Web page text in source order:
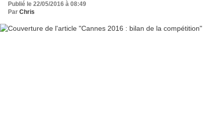
Publié le 22/05/2016 à 08:49
Par Chris